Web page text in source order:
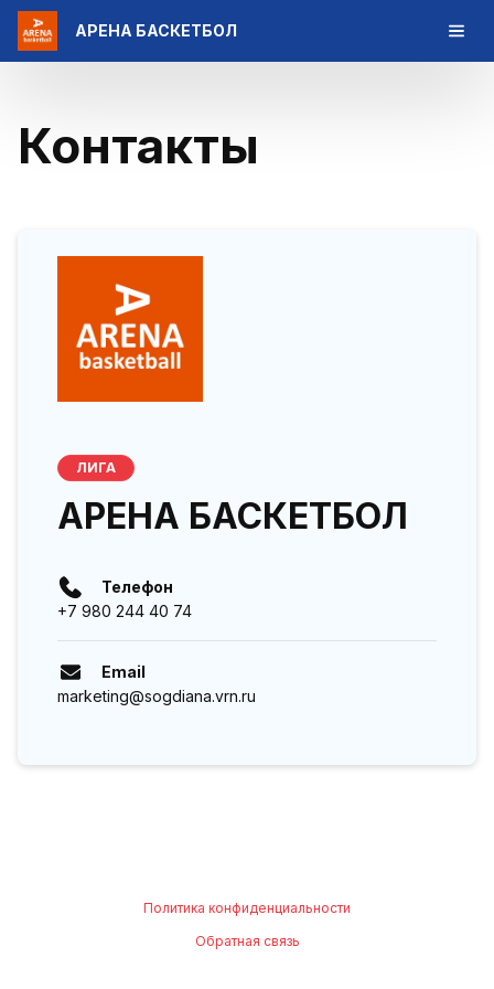
АРЕНА БАСКЕТБОЛ
Контакты
ЛИГА
АРЕНА БАСКЕТБОЛ
Телефон
+7 980 244 40 74
Email
marketing@sogdiana.vrn.ru
Политика конфиденциальности
Обратная связь